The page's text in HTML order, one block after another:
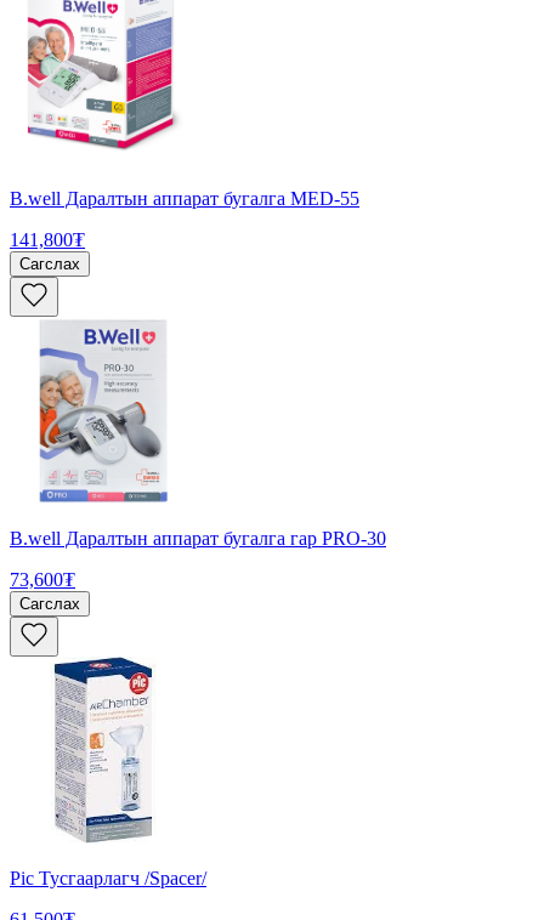
B.well Даралтын аппарат бугалга MED-55
141,800₮
Сагслах
B.well Даралтын аппарат бугалга гар PRO-30
73,600₮
Сагслах
Pic Тусгаарлагч /Spacer/